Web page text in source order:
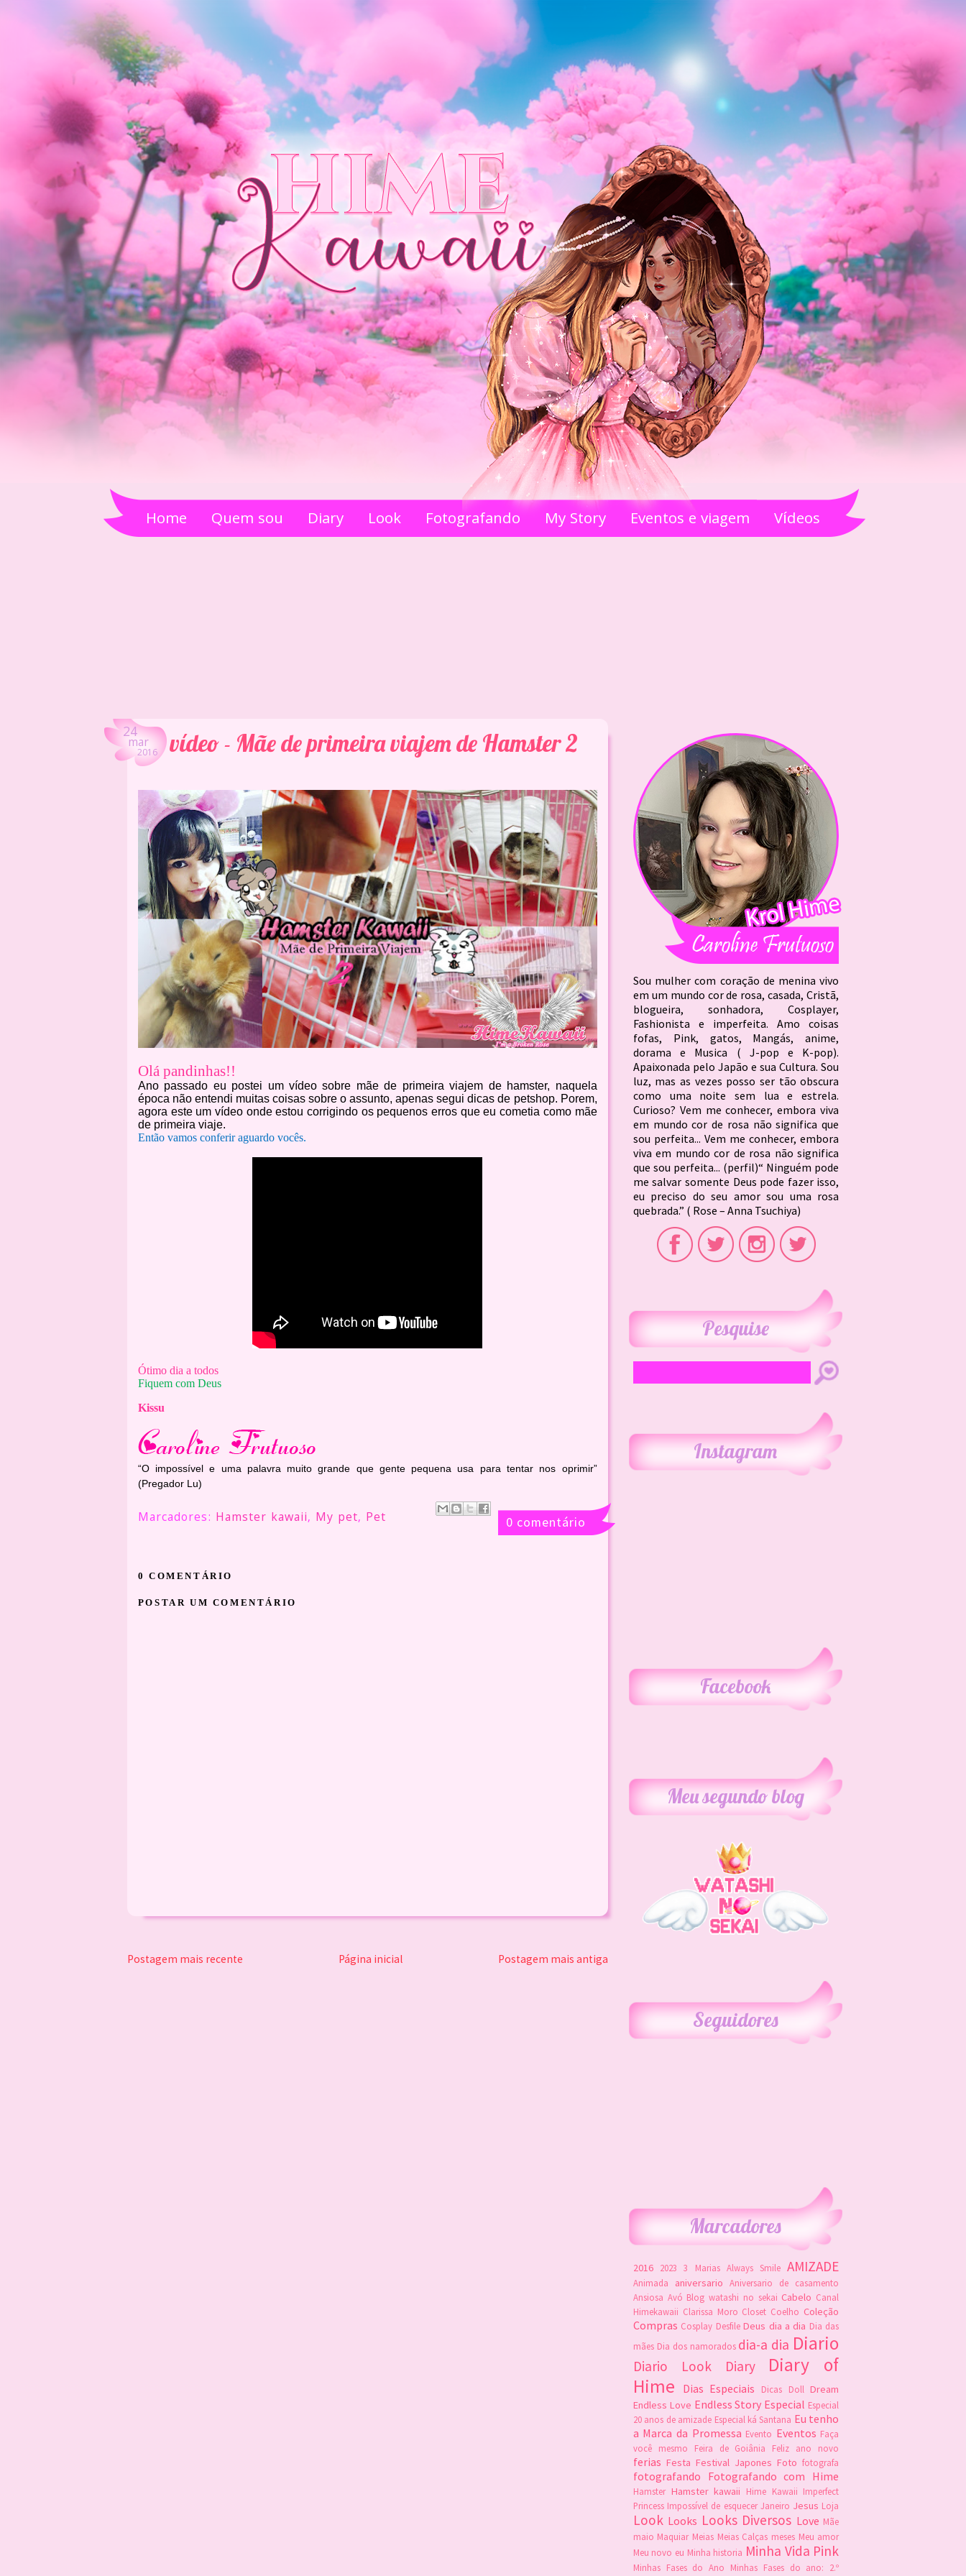
Home Quem sou Diary Look Fotografando My Story Eventos e viagem Vídeos
24mar
2016 vídeo - Mãe de primeira viajem de Hamster 2
Olá pandinhas!!
Ano passado eu postei um vídeo sobre mãe de primeira viajem de hamster, naquela
época não entendi muitas coisas sobre o assunto, apenas segui dicas de petshop. Porem,
agora este um vídeo onde estou corrigindo os pequenos erros que eu cometia como mãe
de primeira viaje.
Então vamos conferir aguardo vocês.
Ótimo dia a todos
Fiquem com Deus
Kissu
“O impossível e uma palavra muito grande que gente pequena usa para tentar nos oprimir”
(Pregador Lu)
Marcadores: Hamster kawaii, My pet, Pet 0 comentário
0 COMENTÁRIO
POSTAR UM COMENTÁRIO
Postagem mais recente Postagem mais antiga
Página inicial
Sou mulher com coração de menina vivo
em um mundo cor de rosa, casada, Cristã,
blogueira, sonhadora, Cosplayer,
Fashionista e imperfeita. Amo coisas
fofas, Pink, gatos, Mangás, anime,
dorama e Musica ( J-pop e K-pop).
Apaixonada pelo Japão e sua Cultura. Sou
luz, mas as vezes posso ser tão obscura
como uma noite sem lua e estrela.
Curioso? Vem me conhecer, embora viva
em mundo cor de rosa não significa que
sou perfeita... Vem me conhecer, embora
viva em mundo cor de rosa não significa
que sou perfeita... (perfil)“ Ninguém pode
me salvar somente Deus pode fazer isso,
eu preciso do seu amor sou uma rosa
quebrada.” ( Rose – Anna Tsuchiya)
Pesquise
Instagram
Facebook
Meu segundo blog
Seguidores
Marcadores
2016 2023 3 Marias Always Smile AMIZADE
Animada aniversario
Aniversario de casamento
Ansiosa Avó Blog watashi no sekai Cabelo Canal
Himekawaii Clarissa Moro Closet Coelho Coleção
Compras Cosplay Desfile Deus dia a dia Dia das
mães Dia dos namorados dia-a dia Diario
Diario Look Diary
Diary of
Hime
Dias Especiais Dicas Doll Dream
Endless Love Endless Story Especial Especial
20 anos de amizade Especial ká Santana Eu tenho
a Marca da Promessa Evento Eventos Faça
você mesmo
Feira de Goiânia Feliz ano novo
ferias Festa Festival Japones Foto fotografa
fotografando Fotografando com Hime
Hamster Hamster kawaii Hime Kawaii Imperfect
Princess Impossível de esquecer Janeiro Jesus Loja
Look Looks Looks Diversos Love Mãe
maio Maquiar Meias Meias Calças meses Meu amor
Meu novo eu Minha historia Minha Vida Pink
Minhas Fases do Ano Minhas Fases do ano: 2.º